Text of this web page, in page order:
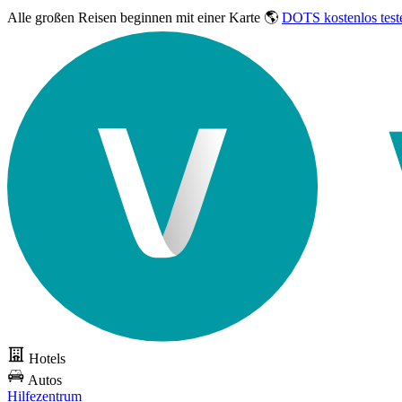
Alle großen Reisen beginnen mit einer Karte 🌎 DOTS kostenlos
Hotels
Autos
Hilfezentrum